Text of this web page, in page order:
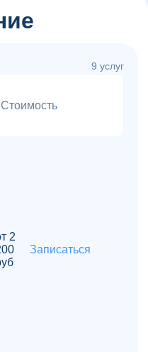
9 услуг
Стоимость
2
Записаться